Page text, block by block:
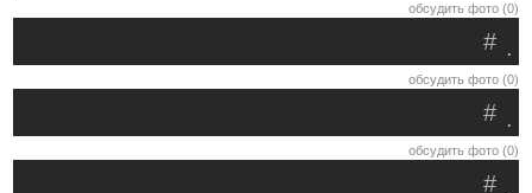
обсудить фото (0)
.
#
обсудить фото (0)
.
#
обсудить фото (0)
#